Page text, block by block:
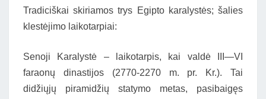
Tradiciškai skiriamos trys Egipto karalystės; šalies
klestėjimo laikotarpiai:
Senoji Karalystė – laikotarpis, kai valdė III—VI
faraonų dinastijos (2770-2270 m. pr. Kr.). Tai
didžiųjų piramidžių statymo metas, pasibaigęs